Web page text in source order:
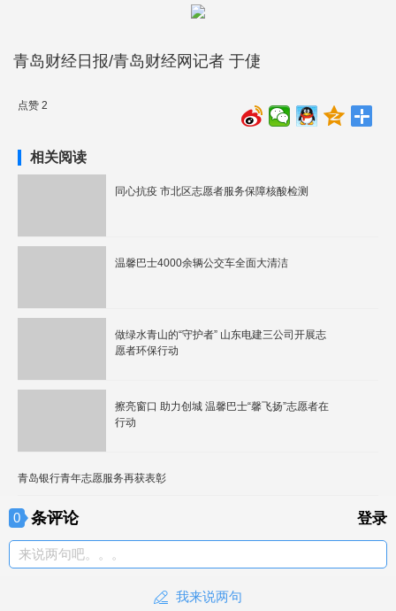
青岛财经日报/青岛财经网记者 于倢
点赞 2
相关阅读
同心抗疫 市北区志愿者服务保障核酸检测
温馨巴士4000余辆公交车全面大清洁
做绿水青山的“守护者” 山东电建三公司开展志
愿者环保行动
擦亮窗口 助力创城 温馨巴士“馨飞扬”志愿者在
行动
青岛银行青年志愿服务再获表彰
0 条评论 登录
来说两句吧。。。
我来说两句